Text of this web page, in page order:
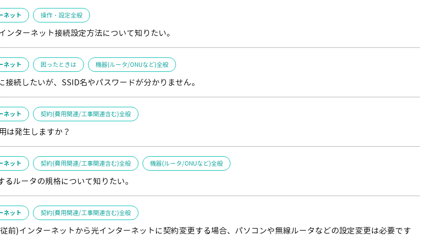
ネット 操作・設定全般
ンターネット接続設定方法について知りたい。
ネット 困ったときは 機器(ルータ/ONUなど)全般
接続したいが、SSID名やパスワードが分かりません。
ネット 契約(費用関連/工事関連含む)全般
は発生しますか？
ネット 契約(費用関連/工事関連含む)全般 機器(ルータ/ONUなど)全般
るルータの規格について知りたい。
ネット 契約(費用関連/工事関連含む)全般
前)インターネットから光インターネットに契約変更する場合、パソコンや無線ルータなどの設定変更は必要です